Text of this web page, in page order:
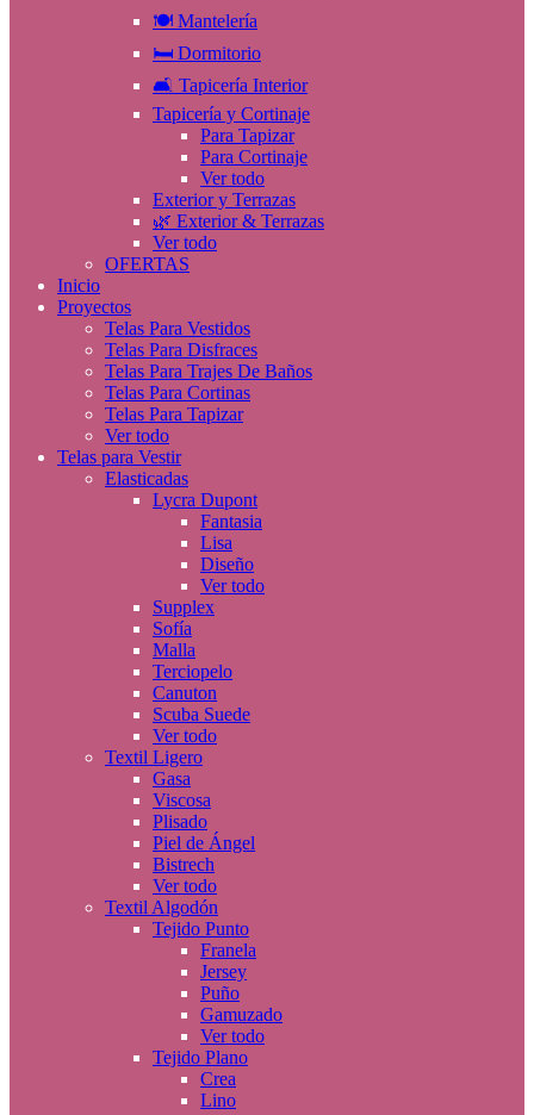
🍽️ Mantelería
🛏️ Dormitorio
🛋️ Tapicería Interior
Tapicería y Cortinaje
Para Tapizar
Para Cortinaje
Ver todo
Exterior y Terrazas
🌿 Exterior & Terrazas
Ver todo
OFERTAS
Inicio
Proyectos
Telas Para Vestidos
Telas Para Disfraces
Telas Para Trajes De Baños
Telas Para Cortinas
Telas Para Tapizar
Ver todo
Telas para Vestir
Elasticadas
Lycra Dupont
Fantasia
Lisa
Diseño
Ver todo
Supplex
Sofía
Malla
Terciopelo
Canuton
Scuba Suede
Ver todo
Textil Ligero
Gasa
Viscosa
Plisado
Piel de Ángel
Bistrech
Ver todo
Textil Algodón
Tejido Punto
Franela
Jersey
Puño
Gamuzado
Ver todo
Tejido Plano
Crea
Lino